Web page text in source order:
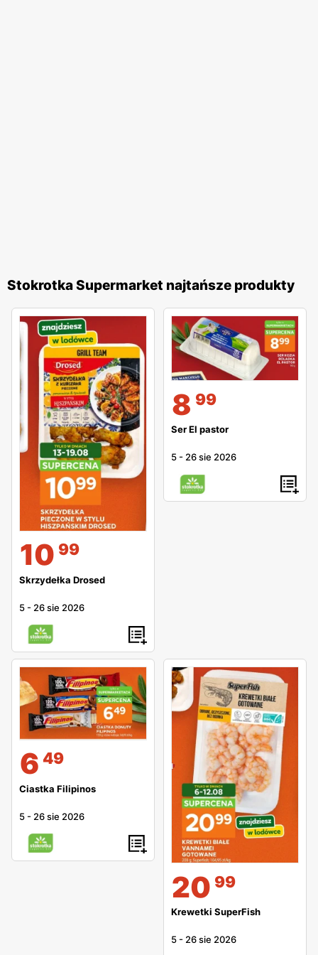
Stokrotka Supermarket najtańsze produkty
10 99
Skrzydełka Drosed
5 - 26 sie 2026
8 99
Ser El pastor
5 - 26 sie 2026
6 49
Ciastka Filipinos
5 - 26 sie 2026
20 99
Krewetki SuperFish
5 - 26 sie 2026